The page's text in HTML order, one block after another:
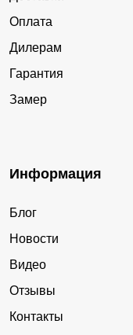
Оплата
Дилерам
Гарантия
Замер
Информация
Блог
Новости
Видео
Отзывы
Контакты